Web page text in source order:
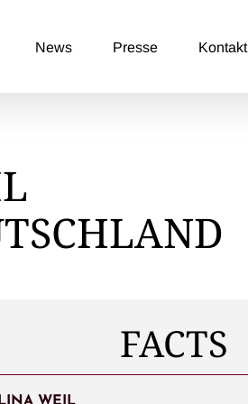
News Presse Kontakt
FACTS